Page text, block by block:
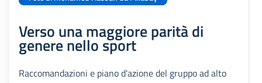
Verso una maggiore parità di
genere nello sport
Raccomandazioni e piano d'azione del gruppo ad alto